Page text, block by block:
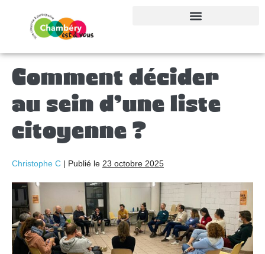
Comment décider
au sein d’une liste
citoyenne ?
Christophe C | Publié le 23 octobre 2025